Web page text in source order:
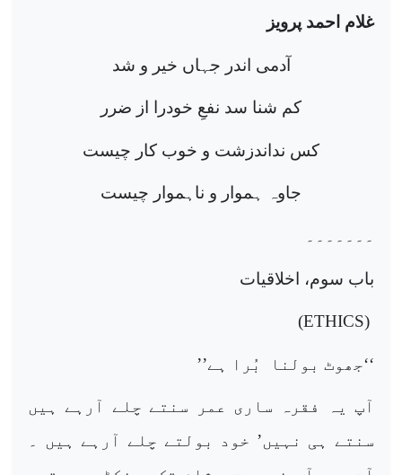
غلام احمد پرویز
آدمی اندر جہاں خیر و شد
کم شنا سد نفعِ خودرا از ضرر
کس نداندزشت و خوب کار چیست
جاوہ ہموار و ناہموار چیست
۔۔۔۔۔۔۔
باب سوم، اخلاقیات
(
ETHICS
)
‘‘جھوٹ بولنا بُرا ہے’’
آپ یہ فقرہ ساری عمر سنتے چلے آرہے ہیں
سنتے ہی نہیں’ خود بولتے چلے آرہے ہیں ۔